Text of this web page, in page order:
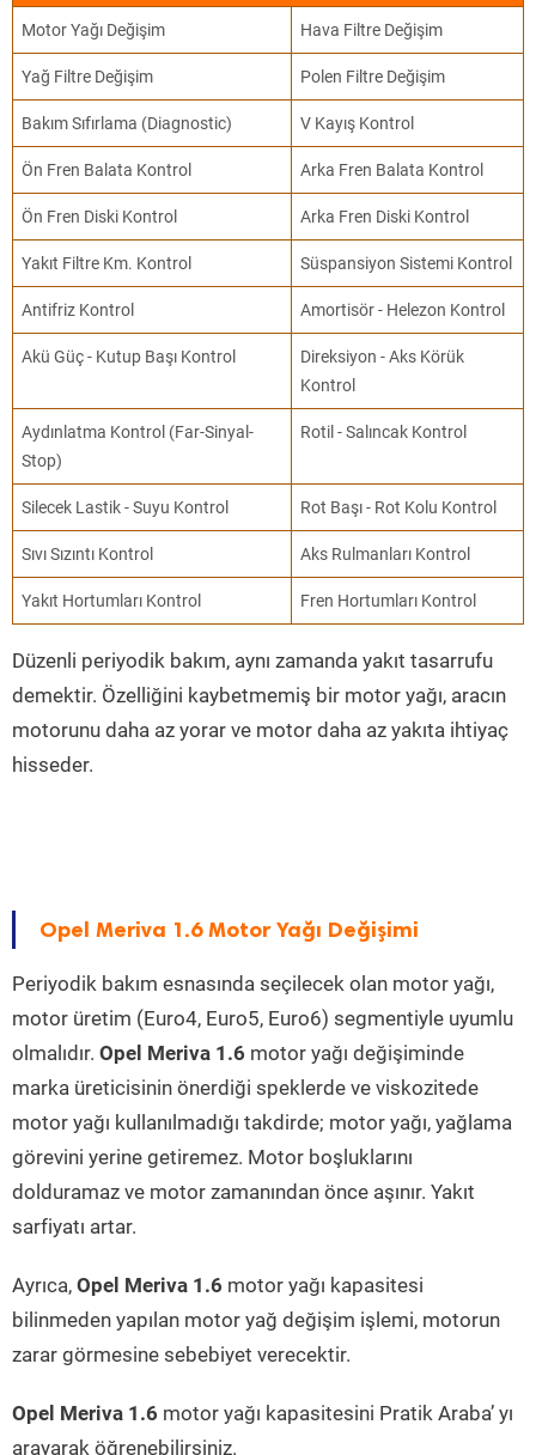
Motor Yağı Değişim Hava Filtre Değişim
Yağ Filtre Değişim Polen Filtre Değişim
Bakım Sıfırlama (Diagnostic) V Kayış Kontrol
Ön Fren Balata Kontrol Arka Fren Balata Kontrol
Ön Fren Diski Kontrol Arka Fren Diski Kontrol
Yakıt Filtre Km. Kontrol Süspansiyon Sistemi Kontrol
Antifriz Kontrol Amortisör - Helezon Kontrol
Akü Güç - Kutup Başı Kontrol
Direksiyon - Aks Körük
Kontrol
Aydınlatma Kontrol (Far-Sinyal-
Stop)
Rotil - Salıncak Kontrol
Silecek Lastik - Suyu Kontrol Rot Başı - Rot Kolu Kontrol
Sıvı Sızıntı Kontrol Aks Rulmanları Kontrol
Yakıt Hortumları Kontrol Fren Hortumları Kontrol
Düzenli periyodik bakım, aynı zamanda yakıt tasarrufu
demektir. Özelliğini kaybetmemiş bir motor yağı, aracın
motorunu daha az yorar ve motor daha az yakıta ihtiyaç
hisseder.
Opel Meriva 1.6 Motor Yağı Değişimi
Periyodik bakım esnasında seçilecek olan motor yağı,
motor üretim (Euro4, Euro5, Euro6) segmentiyle uyumlu
olmalıdır. Opel Meriva 1.6 motor yağı değişiminde
marka üreticisinin önerdiği speklerde ve viskozitede
motor yağı kullanılmadığı takdirde; motor yağı, yağlama
görevini yerine getiremez. Motor boşluklarını
dolduramaz ve motor zamanından önce aşınır. Yakıt
sarfiyatı artar.
Ayrıca, Opel Meriva 1.6 motor yağı kapasitesi
bilinmeden yapılan motor yağ değişim işlemi, motorun
zarar görmesine sebebiyet verecektir.
Opel Meriva 1.6 motor yağı kapasitesini Pratik Araba’ yı
arayarak öğrenebilirsiniz.